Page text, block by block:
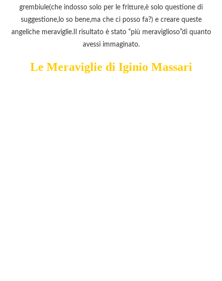
grembiule(che indosso solo per le fritture,è solo questione di
suggestione,lo so bene,ma che ci posso fa?) e creare queste
angeliche meraviglie.Il risultato è stato “più meraviglioso”di quanto
avessi immaginato.
Le Meraviglie di Iginio Massari